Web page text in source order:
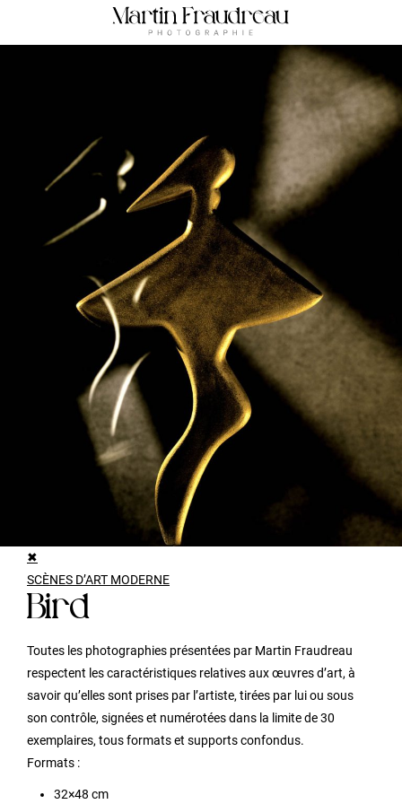
✖
SCÈNES D’ART MODERNE
Bird
Toutes les photographies présentées par Martin Fraudreau
respectent les caractéristiques relatives aux œuvres d’art, à
savoir qu’elles sont prises par l’artiste, tirées par lui ou sous
son contrôle, signées et numérotées dans la limite de 30
exemplaires, tous formats et supports confondus.
Formats :
32×48 cm